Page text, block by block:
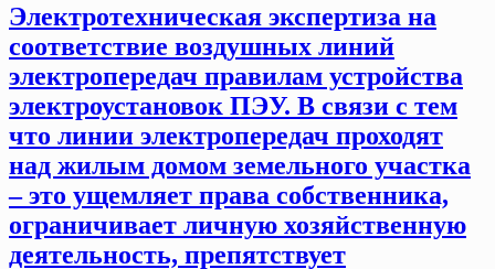
Электротехническая экспертиза на
соответствие воздушных линий
электропередач правилам устройства
электроустановок ПЭУ. В связи с тем
что линии электропередач проходят
над жилым домом земельного участка
– это ущемляет права собственника,
ограничивает личную хозяйственную
деятельность, препятствует